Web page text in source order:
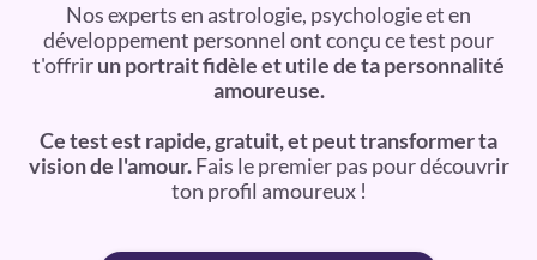
Nos experts en astrologie, psychologie et en
développement personnel ont conçu ce test pour
t'offrirun portrait fidèle et utile de ta personnalité
amoureuse.
Ce test est rapide, gratuit, et peut transformer ta
vision de l'amour.Fais le premier pas pour découvrir
ton profil amoureux !